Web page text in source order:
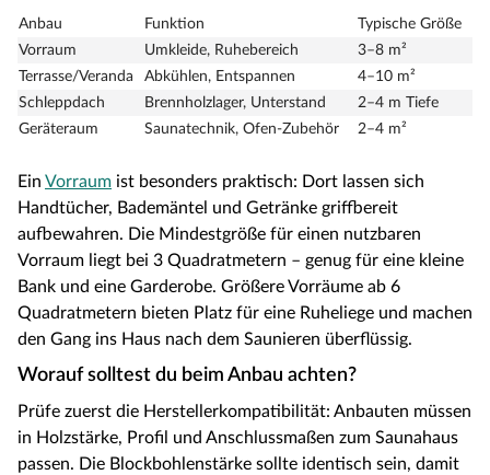
Anbau Funktion
Typische Größe
Vorraum
Umkleide, Ruhebereich
3–8 m²
Terrasse/Veranda
Abkühlen, Entspannen
4–10 m²
Schleppdach
Brennholzlager, Unterstand
2–4 m Tiefe
Geräteraum
Saunatechnik, Ofen-Zubehör 2–4 m²
Ein Vorraum ist besonders praktisch: Dort lassen sich
Handtücher, Bademäntel und Getränke griffbereit
aufbewahren. Die Mindestgröße für einen nutzbaren
Vorraum liegt bei 3 Quadratmetern – genug für eine kleine
Bank und eine Garderobe. Größere Vorräume ab 6
Quadratmetern bieten Platz für eine Ruheliege und machen
den Gang ins Haus nach dem Saunieren überflüssig.
Worauf solltest du beim Anbau achten?
Prüfe zuerst die Herstellerkompatibilität: Anbauten müssen
in Holzstärke, Profil und Anschlussmaßen zum Saunahaus
passen. Die Blockbohlenstärke sollte identisch sein, damit